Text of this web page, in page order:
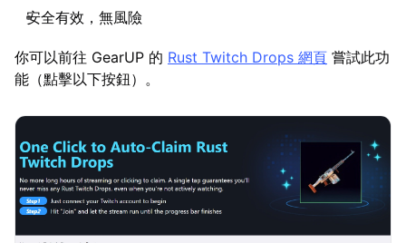
安全有效，無風險
你可以前往 GearUP 的 Rust Twitch Drops 網頁 嘗試此功
能（點擊以下按鈕）。